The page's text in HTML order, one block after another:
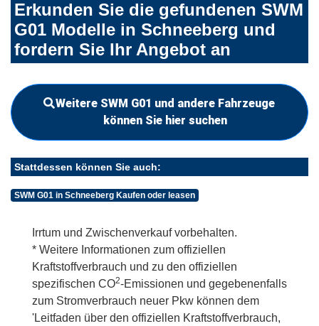
Erkunden Sie die gefundenen SWM
G01 Modelle in Schneeberg und
fordern Sie Ihr Angebot an
Weitere SWM G01 und andere Fahrzeuge
können Sie hier suchen
Stattdessen können Sie auch:
SWM G01 in Schneeberg Kaufen oder leasen
Irrtum und Zwischenverkauf vorbehalten.
* Weitere Informationen zum offiziellen
Kraftstoffverbrauch und zu den offiziellen
spezifischen CO2-Emissionen und gegebenenfalls
zum Stromverbrauch neuer Pkw können dem
'Leitfaden über den offiziellen Kraftstoffverbrauch,